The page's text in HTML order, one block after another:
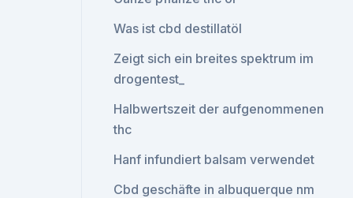
Was ist cbd destillatöl
Zeigt sich ein breites spektrum im
drogentest_
Halbwertszeit der aufgenommenen
thc
Hanf infundiert balsam verwendet
Cbd geschäfte in albuquerque nm